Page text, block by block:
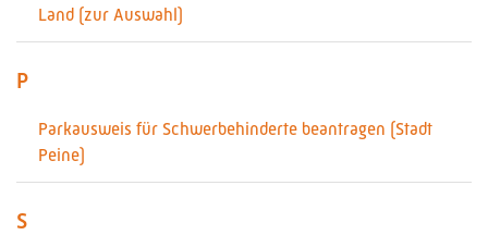
Land (zur Auswahl)
P
Parkausweis für Schwerbehinderte beantragen (Stadt
Peine)
S